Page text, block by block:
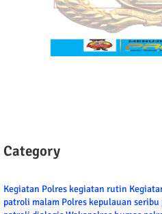
Category
Kegiatan Polres kegiatan rutin
patroli malam Polres kepulauan seribu